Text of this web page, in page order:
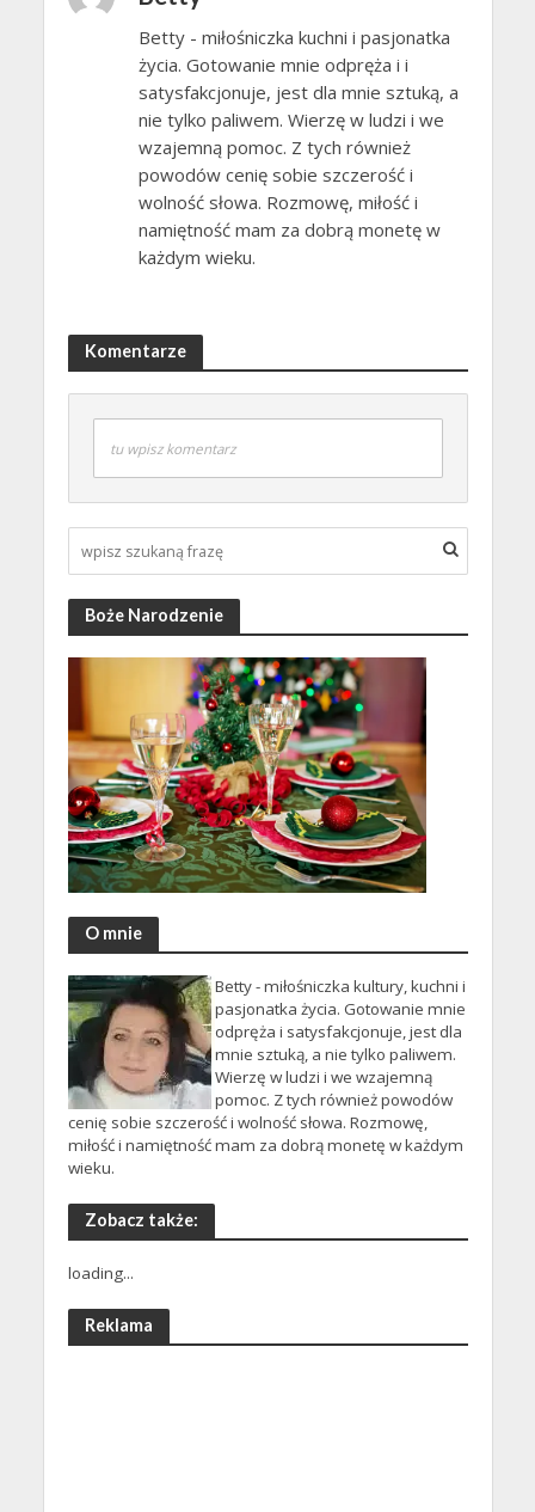
Betty - miłośniczka kuchni i pasjonatka
życia. Gotowanie mnie odpręża i i
satysfakcjonuje, jest dla mnie sztuką, a
nie tylko paliwem. Wierzę w ludzi i we
wzajemną pomoc. Z tych również
powodów cenię sobie szczerość i
wolność słowa. Rozmowę, miłość i
namiętność mam za dobrą monetę w
każdym wieku.
Komentarze
tu wpisz komentarz
Boże Narodzenie
O mnie
Betty - miłośniczka kultury, kuchni i
pasjonatka życia. Gotowanie mnie
odpręża i satysfakcjonuje, jest dla
mnie sztuką, a nie tylko paliwem.
Wierzę w ludzi i we wzajemną
pomoc. Z tych również powodów
cenię sobie szczerość i wolność słowa. Rozmowę,
miłość i namiętność mam za dobrą monetę w każdym
wieku.
Zobacz także:
loading...
Reklama